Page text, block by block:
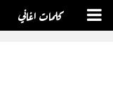
كلمات اغاني